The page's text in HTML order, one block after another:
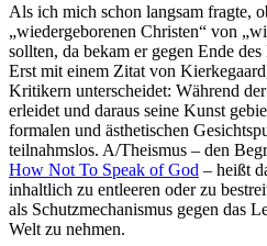
Als ich mich schon langsam fragte,
„wiedergeborenen Christen“ von
sollten, da bekam er gegen Ende
Erst mit einem Zitat von
Kritikern unterscheidet: Während
erleidet und daraus seine Kunst
formalen und ästhetischen
teilnahmslos. A/Theismus – den
How Not To Speak of God – heißt
inhaltlich zu entleeren oder zu
als Schutzmechanismus gegen das
Welt zu nehmen.